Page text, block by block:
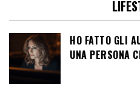
HO FATTO GLI
UNA PERSONA